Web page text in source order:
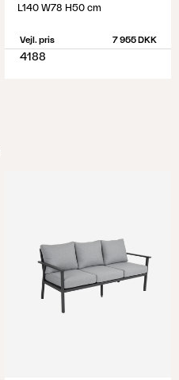
L140 W78 H50 cm
Vejl. pris 7 955 DKK
4188